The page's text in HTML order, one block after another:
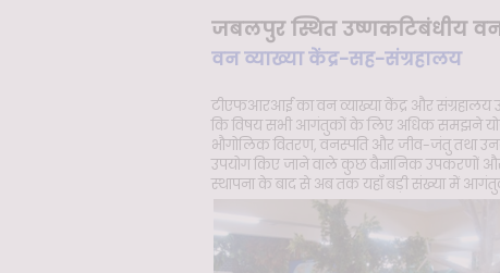
जबलपुर स्थित उष्णकटिबंधीय
वन व्याख्या केंद्र-सह-संग्रहालय
टीएफआरआई का वन व्याख्या केंद्र और संग्रहालय
कि विषय सभी आगंतुकों के लिए अधिक समझने
भौगोलिक वितरण, वनस्पति और जीव-जंतु तथा
उपयोग किए जाने वाले कुछ वैज्ञानिक उपकरणों और
स्थापना के बाद से अब तक यहाँ बड़ी संख्या में